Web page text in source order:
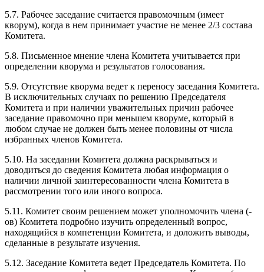
5.7. Рабочее заседание считается правомочным (имеет
кворум), когда в нем принимает участие не менее 2/3 состава
Комитета.
5.8. Письменное мнение члена Комитета учитывается при
определении кворума и результатов голосования.
5.9. Отсутствие кворума ведет к переносу заседания Комитета.
В исключительных случаях по решению Председателя
Комитета и при наличии уважительных причин рабочее
заседание правомочно при меньшем кворуме, который в
любом случае не должен быть менее половины от числа
избранных членов Комитета.
5.10. На заседании Комитета должна раскрываться и
доводиться до сведения Комитета любая информация о
наличии личной заинтересованности члена Комитета в
рассмотрении того или иного вопроса.
5.11. Комитет своим решением может уполномочить члена (-
ов) Комитета подробно изучить определенный вопрос,
находящийся в компетенции Комитета, и доложить выводы,
сделанные в результате изучения.
5.12. Заседание Комитета ведет Председатель Комитета. По